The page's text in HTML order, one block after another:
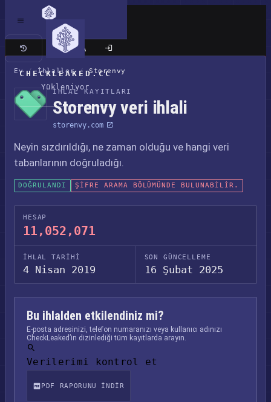
CHECKLEAKED.CC
Yükleniyor
Klasik site
Ev / İhlaller / Storenvy
İHLAL KAYITLARI
Storenvy veri ihlali
storenvy.com
Neyin sızdırıldığı, ne zaman olduğu ve hangi veri
tabanlarının doğruladığı.
DOĞRULANDI ŞIFRE ARAMA BÖLÜMÜNDE BULUNABILIR.
HESAP
11,052,071
İHLAL TARIHI
4 Nisan 2019
SON GÜNCELLEME
16 Şubat 2025
Bu ihlalden etkilendiniz mi?
E-posta adresinizi, telefon numaranızı veya kullanıcı adınızı
CheckLeaked’in dizinlediği tüm kayıtlarda arayın.
Verilerimi kontrol et
PDF RAPORUNU INDIR